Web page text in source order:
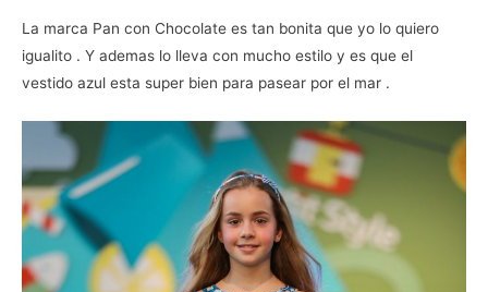
La marca Pan con Chocolate es tan bonita que yo lo quiero
igualito . Y ademas lo lleva con mucho estilo y es que el
vestido azul esta super bien para pasear por el mar .